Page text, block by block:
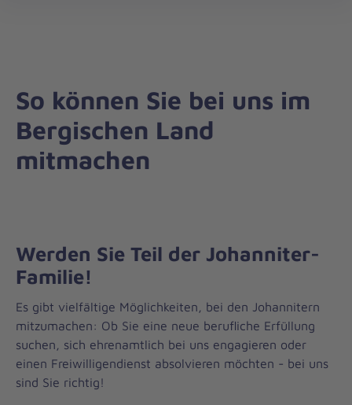
So können Sie bei uns im
Bergischen Land
mitmachen
Werden Sie Teil der Johanniter-
Familie!
Es gibt vielfältige Möglichkeiten, bei den Johannitern
mitzumachen: Ob Sie eine neue berufliche Erfüllung
suchen, sich ehrenamtlich bei uns engagieren oder
einen Freiwilligendienst absolvieren möchten - bei uns
sind Sie richtig!